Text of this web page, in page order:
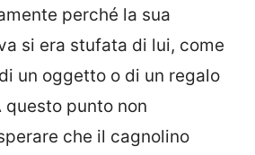
perché la sua
si era stufata di lui, come
un oggetto o di un regalo
questo punto non
che il cagnolino